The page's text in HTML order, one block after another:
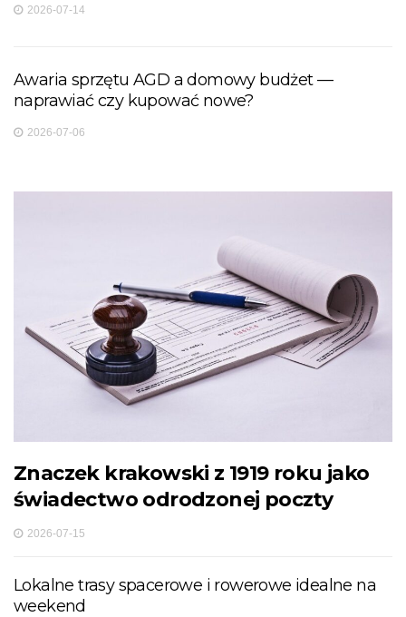
2026-07-14
Awaria sprzętu AGD a domowy budżet —
naprawiać czy kupować nowe?
2026-07-06
Znaczek krakowski z 1919 roku jako
świadectwo odrodzonej poczty
2026-07-15
Lokalne trasy spacerowe i rowerowe idealne na
weekend